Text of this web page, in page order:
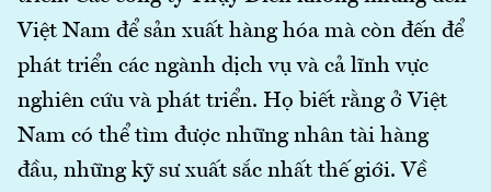
Việt Nam để sản xuất hàng hóa mà còn đến để
phát triển các ngành dịch vụ và cả lĩnh vực
nghiên cứu và phát triển. Họ biết rằng ở Việt
Nam có thể tìm được những nhân tài hàng
đầu, những kỹ sư xuất sắc nhất thế giới. Về